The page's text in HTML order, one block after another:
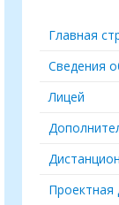
Главная
Сведения
Лицей
Проектная